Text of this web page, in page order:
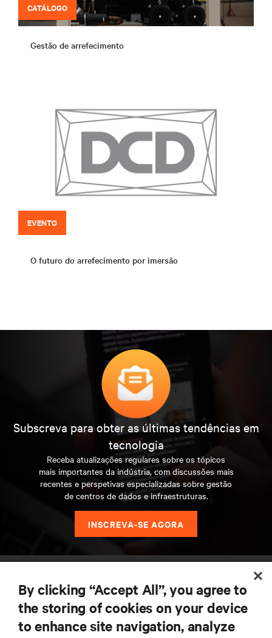
CATÁLOGO
Gestão de arrefecimento
EVENTO
O futuro do arrefecimento por imersão
Subscreva para obter as últimas tendências em
tecnologia
Receba atualizações regulares sobre os tópicos
mais importantes da indústria, com discussões mais
recentes e perspetivas especializadas sobre gestão
de centros de dados e infraestruturas.
INSCREVA-SE AGORA
SUPORTE
By clicking “Accept All”, you agree to
the storing of cookies on your device
to enhance site navigation, analyze